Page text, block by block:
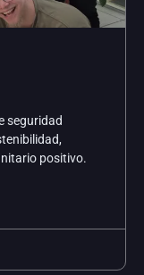
seguridad
positivo.